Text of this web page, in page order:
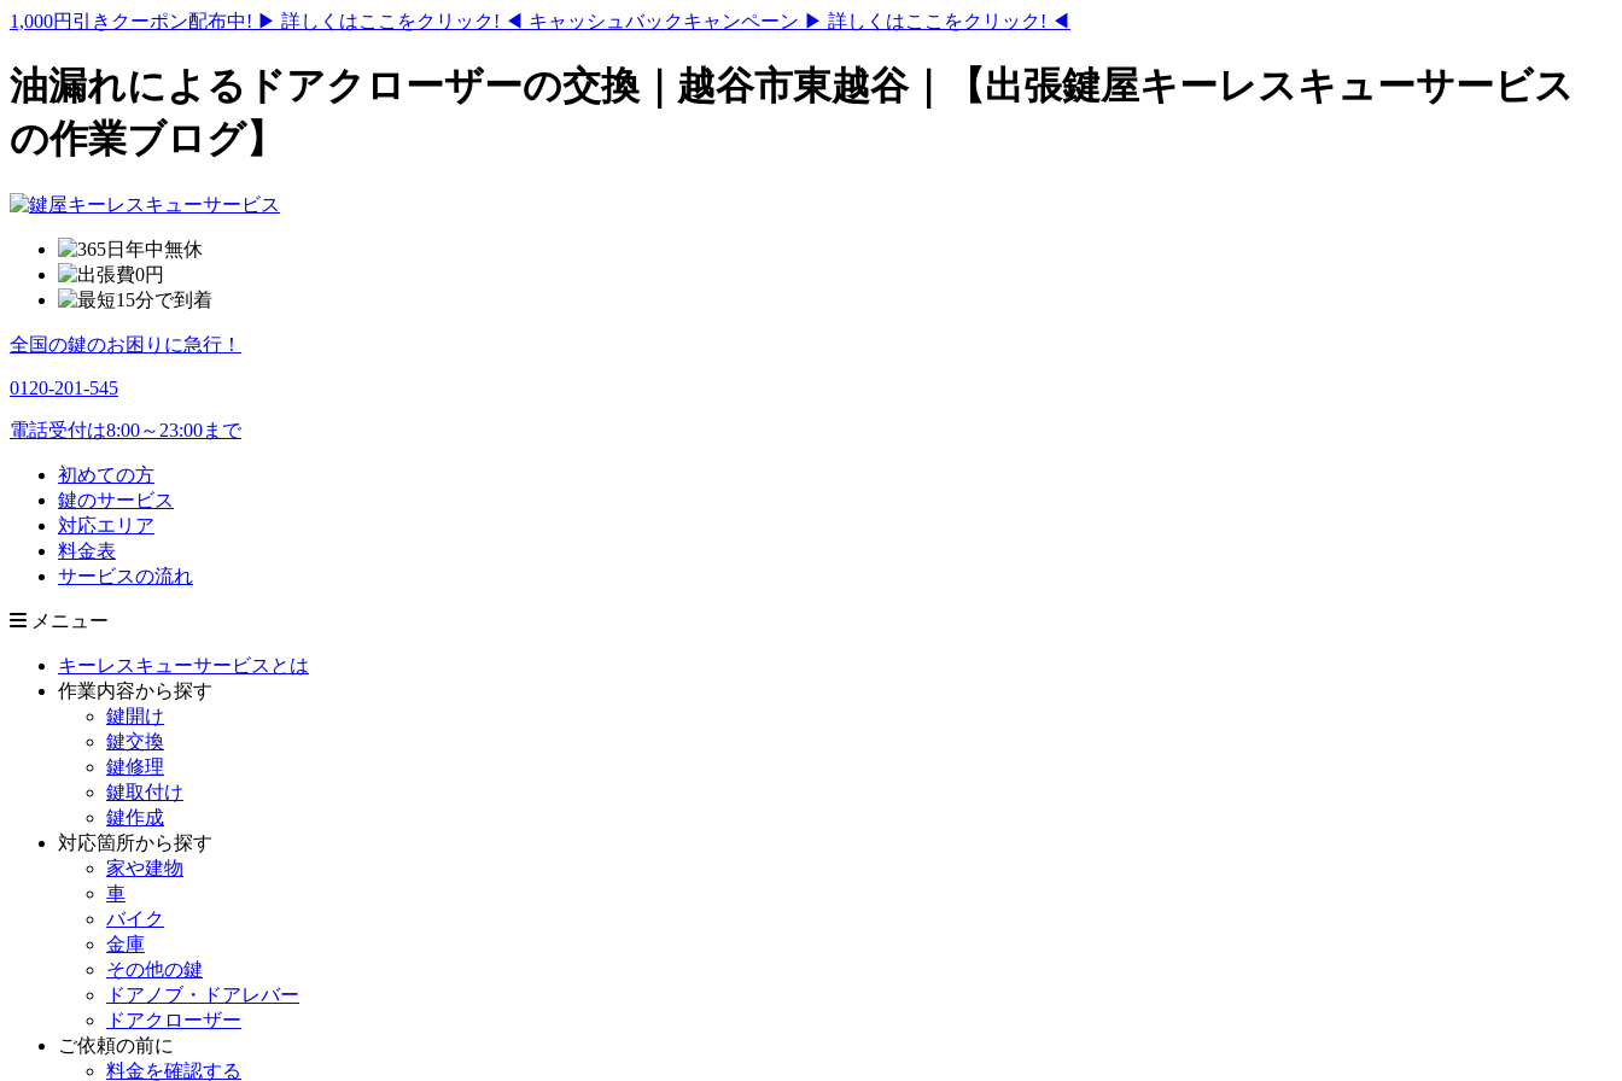
1,000円引きクーポン配布中! ▶ 詳しくはここをクリック! ◀ キャッシュバックキャンペーン ▶ 詳しくはここをクリック! ◀
油漏れによるドアクローザーの交換｜越谷市東越谷｜【出張鍵屋キーレスキューサービス
の作業ブログ】
全国の鍵のお困りに急行！
0120-201-545
電話受付は8:00～23:00まで
初めての方
鍵のサービス
対応エリア
料金表
サービスの流れ
メニュー
キーレスキューサービスとは
作業内容から探す
鍵開け
鍵交換
鍵修理
鍵取付け
鍵作成
対応箇所から探す
家や建物
車
バイク
金庫
その他の鍵
ドアノブ・ドアレバー
ドアクローザー
ご依頼の前に
料金を確認する